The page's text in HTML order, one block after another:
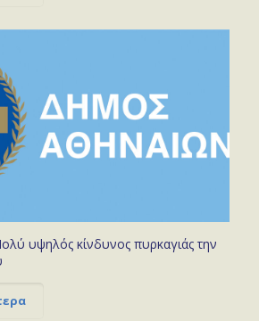
υψηλός κίνδυνος πυρκαγιάς την